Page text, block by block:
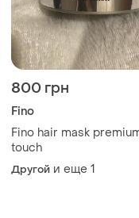
800 грн
Fino
Fino hair mask
touch
Другой и еще 1